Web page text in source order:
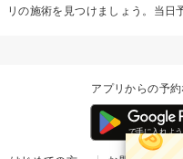
リの施術を見つけましょう。当日
アプリからの予